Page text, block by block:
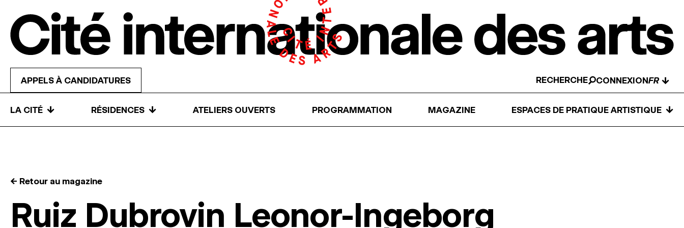
APPELS À CANDIDATURES RECHERCHE CONNEXION ↓
LA CITÉ ↓ RÉSIDENCES ↓ ATELIERS OUVERTS PROGRAMMATION MAGAZINE ESPACES DE PRATIQUE ARTISTIQUE ↓
← Retour au magazine
Ruiz Dubrovin Leonor-Ingeborg